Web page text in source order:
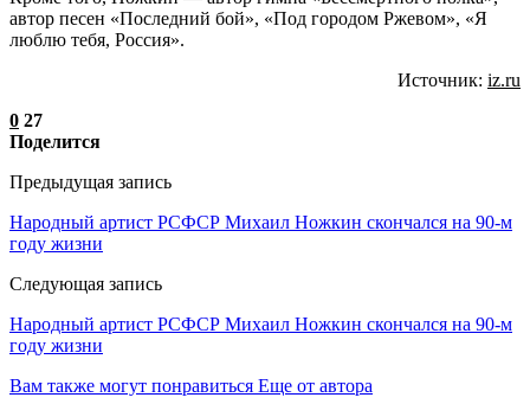
автор песен «Последний бой», «Под городом Ржевом», «Я
люблю тебя, Россия».
Источник: iz.ru
0 27
Поделится
Предыдущая запись
Народный артист РСФСР Михаил Ножкин скончался на 90-м
году жизни
Следующая запись
Народный артист РСФСР Михаил Ножкин скончался на 90-м
году жизни
Вам также могут понравиться Еще от автора